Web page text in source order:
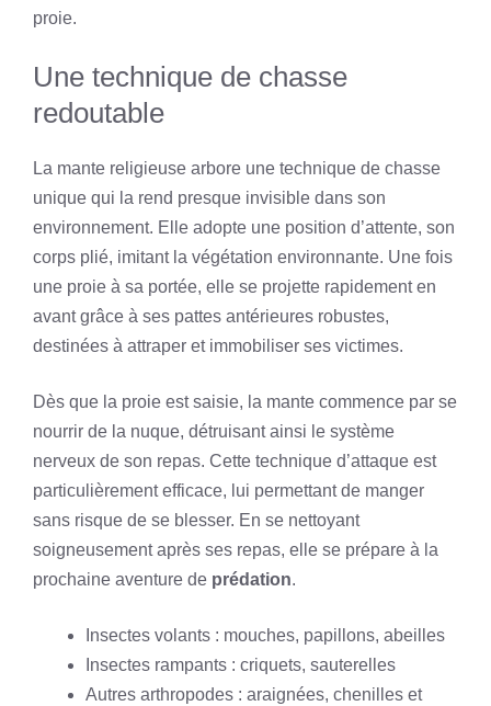
proie.
Une technique de chasse
redoutable
La mante religieuse arbore une technique de chasse
unique qui la rend presque invisible dans son
environnement. Elle adopte une position d’attente, son
corps plié, imitant la végétation environnante. Une fois
une proie à sa portée, elle se projette rapidement en
avant grâce à ses pattes antérieures robustes,
destinées à attraper et immobiliser ses victimes.
Dès que la proie est saisie, la mante commence par se
nourrir de la nuque, détruisant ainsi le système
nerveux de son repas. Cette technique d’attaque est
particulièrement efficace, lui permettant de manger
sans risque de se blesser. En se nettoyant
soigneusement après ses repas, elle se prépare à la
prochaine aventure de prédation.
Insectes volants : mouches, papillons, abeilles
Insectes rampants : criquets, sauterelles
Autres arthropodes : araignées, chenilles et